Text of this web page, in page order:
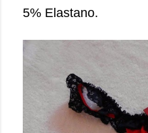
5% Elastano.